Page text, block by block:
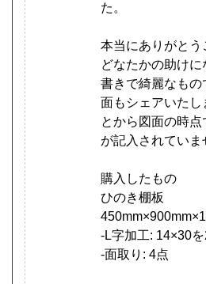
た。
本当にありがとう
どなたかの助け
書きで綺麗なもの
面もシェアいたし
とから図面の時
が記入されていま
購入したもの
ひのき棚板
-L字加工: 14×30
-面取り: 4点